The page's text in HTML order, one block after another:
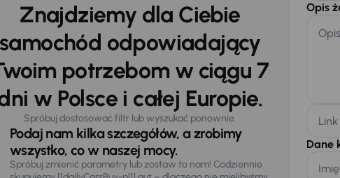
Znajdziemy dla Ciebie
samochód odpowiadający
potrzebom w ciągu 7
w Polsce i całej Europie.
Spróbuj dostosować filtr lub wyszukać ponownie.
Podaj nam kilka szczegółów, a zrobimy
wszystko, co w naszej mocy.
Spróbuj zmienić parametry lub zostaw to nam! Codziennie
Opis
Dane